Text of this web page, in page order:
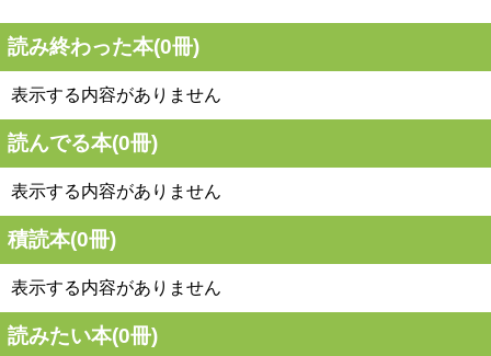
読み終わった本(0冊)
表示する内容がありません
読んでる本(0冊)
表示する内容がありません
積読本(0冊)
表示する内容がありません
読みたい本(0冊)